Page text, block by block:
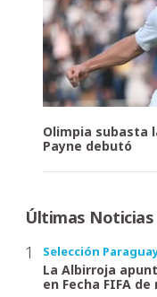
Olimpia subasta
Payne debutó
Últimas Noticias
Selección
La Albirroja
en Fecha FIFA